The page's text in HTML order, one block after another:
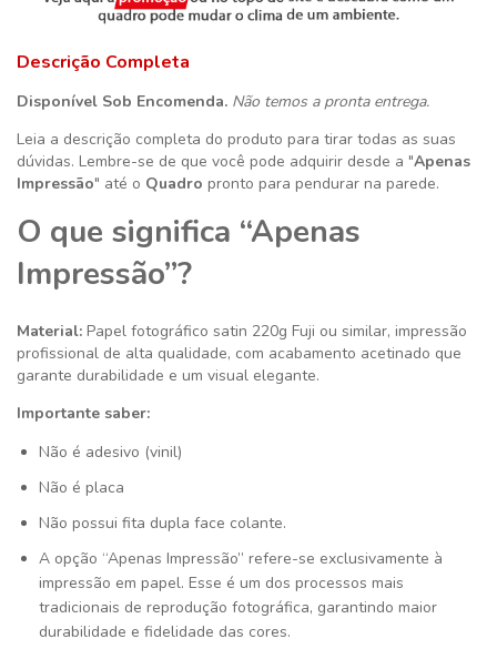
Descrição Completa
Disponível Sob Encomenda. Não temos a pronta entrega.
Leia a descrição completa do produto para tirar todas as suas
dúvidas. Lembre-se de que você pode adquirir desde a "Apenas
Impressão" até o Quadro pronto para pendurar na parede.
O que significa “Apenas
Impressão”?
Material: Papel fotográfico satin 220g Fuji ou similar, impressão
profissional de alta qualidade, com acabamento acetinado que
garante durabilidade e um visual elegante.
Importante saber:
Não é adesivo (vinil)
Não é placa
Não possui fita dupla face colante.
A opção “Apenas Impressão” refere-se exclusivamente à
impressão em papel. Esse é um dos processos mais
tradicionais de reprodução fotográfica, garantindo maior
durabilidade e fidelidade das cores.